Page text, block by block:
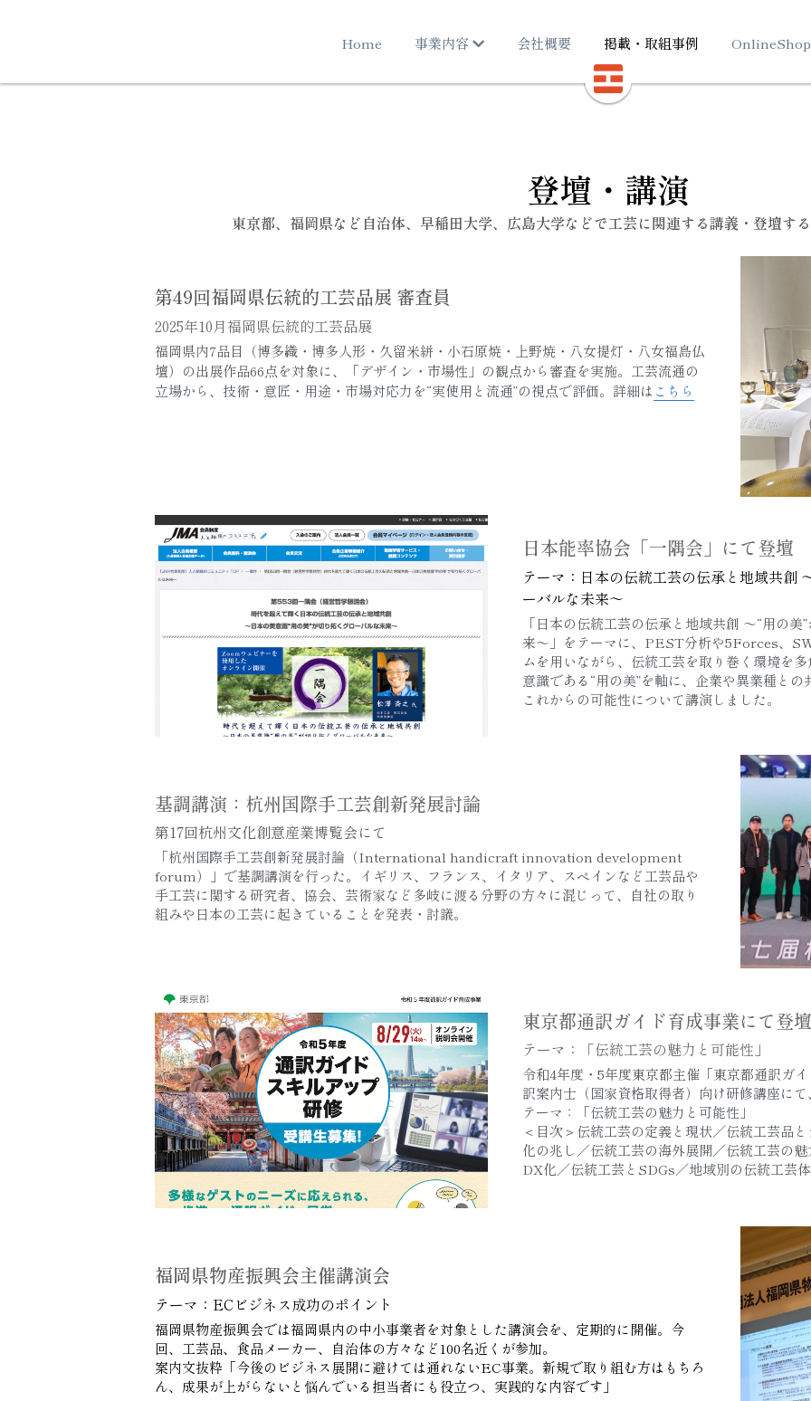
Home 事業内容 会社概要 掲載・取組事例 OnlineShop
登壇・講演
東京都、福岡県など自治体、早稲田大学、広島大学などで工芸に関連する講義・登壇す
第49回福岡県伝統的工芸品展 審査員
2025年10月福岡県伝統的工芸品展
福岡県内7品目（博多織・博多人形・久留米絣・小石原焼・上野焼・八女提灯・八女福島仏
壇）の出展作品66点を対象に、「デザイン・市場性」の観点から審査を実施。工芸流通の
立場から、技術・意匠・用途・市場対応力を“実使用と流通”の視点で評価。詳細は こちら
日本能率協会「一隅会」にて登壇
テーマ： 日本の伝統工芸の伝承と地域共創
ーバルな未来〜
「日本の伝統工芸の伝承と地域共創 〜“用の
来〜」をテーマに、PEST分析や5Forces、
ムを用いながら、伝統工芸を取り巻く環境を
意識である“用の美”を軸に、企業や異業種と
これからの可能性について講演しました。
基調講演：杭州国際手工芸創新発展討論
第17回杭州文化創意産業博覧会にて
「杭州国際手工芸創新発展討論（International handicraft innovation development
forum）」で基調講演を行った。イギリス、フランス、イタリア、スペインなど工芸品や
手工芸に関する研究者、協会、芸術家など多岐に渡る分野の方々に混じって、自社の取り
組みや日本の工芸に起きていることを発表・討議。
東京都通訳ガイド育成事業にて登壇
テーマ：「伝統工芸の魅力と可能性」
令和4年度・5年度東京都主催「東京都通訳ガ
訳案内士（国家資格取得者）向け研修講座にて
テーマ：「伝統工芸の魅力と可能性」
＜目次＞伝統工芸の定義と現状／伝統工芸品
化の兆し／伝統工芸の海外展開／伝統工芸の
DX化／伝統工芸とSDGs／地域別の伝統工芸
福岡県物産振興会主催講演会
テーマ：ECビジネス成功のポイント
福岡県物産振興会では福岡県内の中小事業者を対象とした講演会を、定期的に開催。今
回、工芸品、食品メーカー、自治体の方々など100名近くが参加。
案内文抜粋「今後のビジネス展開に避けては通れないEC事業。新規で取り組む方はもちろ
ん、成果が上がらないと悩んでいる担当者にも役立つ、実践的な内容です」